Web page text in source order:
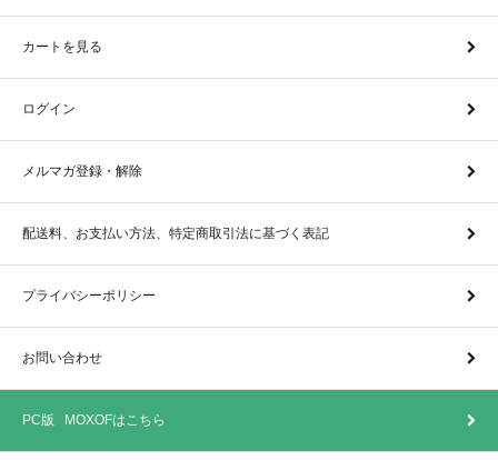
カートを見る
ログイン
メルマガ登録・解除
配送料、お支払い方法、特定商取引法に基づく表記
プライバシーポリシー
お問い合わせ
PC版 MOXOFはこちら